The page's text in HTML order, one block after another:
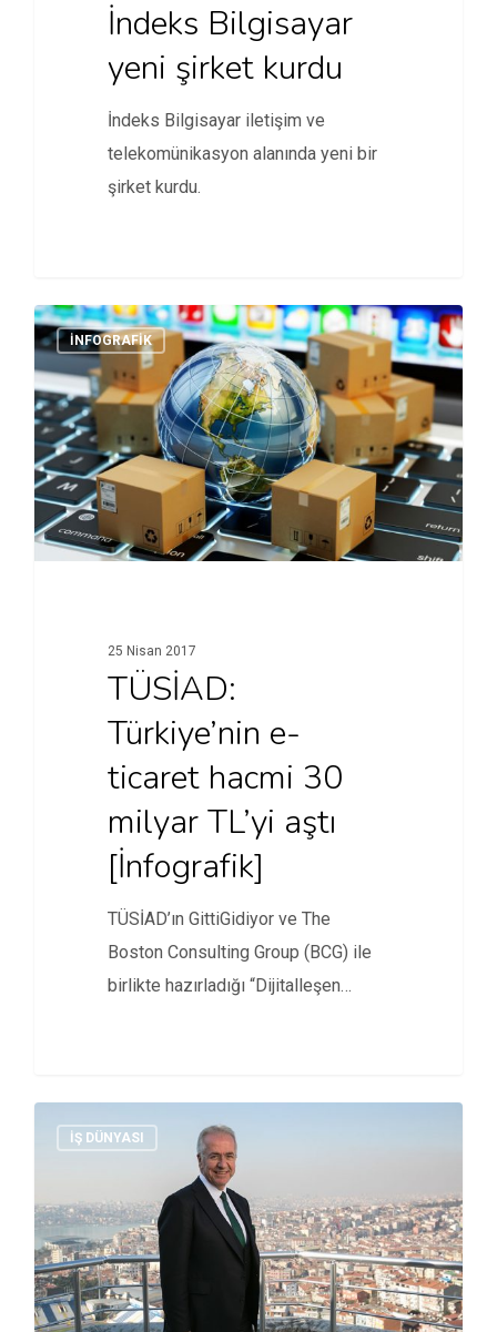
İndeks Bilgisayar
yeni şirket kurdu
İndeks Bilgisayar iletişim ve
telekomünikasyon alanında yeni bir
şirket kurdu.
İNFOGRAFİK
25 Nisan 2017
TÜSİAD:
Türkiye’nin e-
ticaret hacmi 30
milyar TL’yi aştı
[İnfografik]
TÜSİAD’ın GittiGidiyor ve The
Boston Consulting Group (BCG) ile
birlikte hazırladığı “Dijitalleşen
İŞ DÜNYASI